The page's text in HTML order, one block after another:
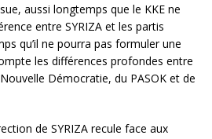
aussi longtemps que le KKE ne
entre SYRIZA et les partis
qu’il ne pourra pas formuler une
les différences profondes entre
Démocratie, du PASOK et de
de SYRIZA recule face aux